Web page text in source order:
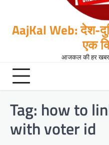
AajKal Web: देश-
एक
आजकल की हर खबर,
Tag: how to
with voter id